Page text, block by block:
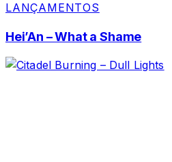
LANÇAMENTOS
Hei’An – What a Shame